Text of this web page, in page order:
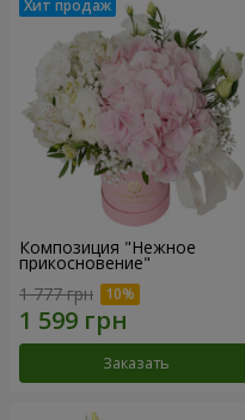
Композиция "Нежное
прикосновение"
1 777 грн
Заказать